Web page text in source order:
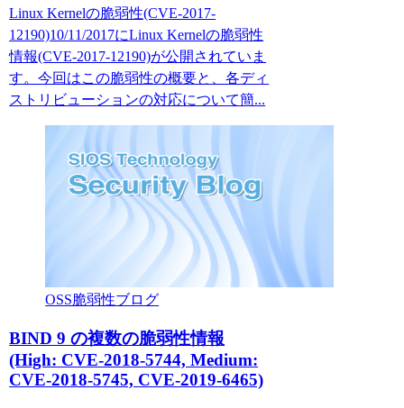
Linux Kernelの脆弱性(CVE-2017-
12190)10/11/2017にLinux Kernelの脆弱性
情報(CVE-2017-12190)が公開されていま
す。今回はこの脆弱性の概要と、各ディ
ストリビューションの対応について簡...
OSS脆弱性ブログ
BIND 9 の複数の脆弱性情報
(High: CVE-2018-5744, Medium:
CVE-2018-5745, CVE-2019-6465)